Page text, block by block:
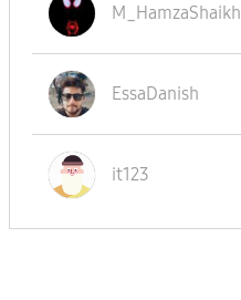
M_HamzaShaikh
EssaDanish
it123